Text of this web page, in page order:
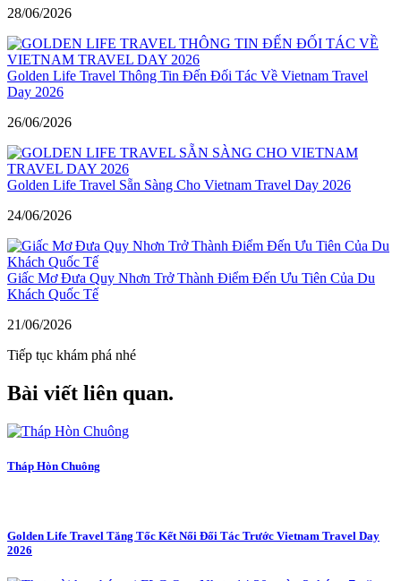
28/06/2026
Golden Life Travel Thông Tin Đến Đối Tác Về Vietnam Travel
Day 2026
26/06/2026
Golden Life Travel Sẵn Sàng Cho Vietnam Travel Day 2026
24/06/2026
Giấc Mơ Đưa Quy Nhơn Trở Thành Điểm Đến Ưu Tiên Của Du
Khách Quốc Tế
21/06/2026
Tiếp tục khám phá nhé
Bài viết liên quan.
Tháp Hòn Chuông
Golden Life Travel Tăng Tốc Kết Nối Đối Tác Trước Vietnam Travel Day
2026